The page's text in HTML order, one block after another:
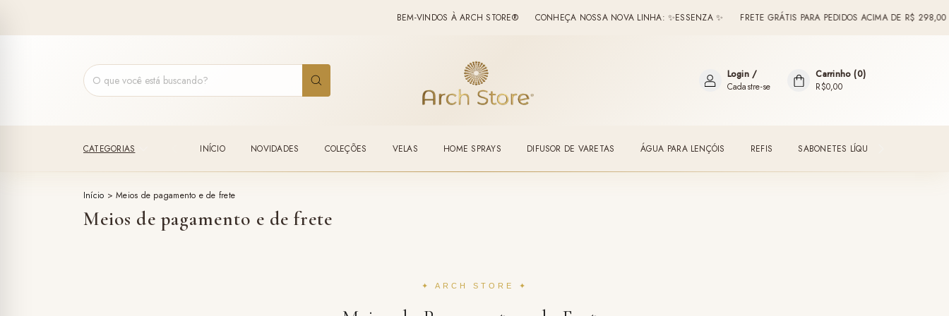
BEM-VINDOS À ARCH STORE® CONHEÇA NOSSA NOVA LINHA: ✨ESSENZA ✨ FRETE GRÁTIS PARA PEDIDOS ACIMA DE R$ 298,00
Login/
Cadastre-se
Carrinho (0)
R$0,00
CATEGORIAS INÍCIO NOVIDADES COLEÇÕES VELAS HOME SPRAYS DIFUSOR DE VARETAS ÁGUA PARA LENÇÓIS REFIS SABONETES LÍQUIDOS
Início > Meios de pagamento e de frete
Meios de pagamento e de frete
✦ ARCH STORE ✦